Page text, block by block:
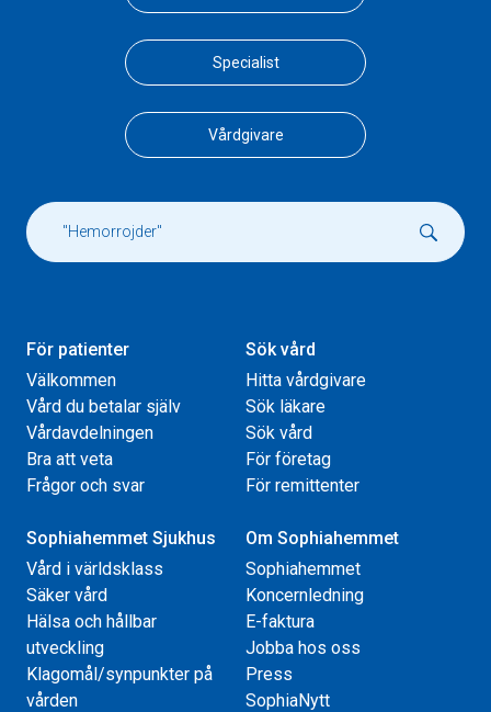
Specialist
Vårdgivare
För patienter
Välkommen
Vård du betalar själv
Vårdavdelningen
Bra att veta
Frågor och svar
Sök vård
Hitta vårdgivare
Sök läkare
Sök vård
För företag
För remittenter
Sophiahemmet Sjukhus
Vård i världsklass
Säker vård
Hälsa och hållbar
utveckling
Klagomål/synpunkter på
vården
Om Sophiahemmet
Sophiahemmet
Koncernledning
E-faktura
Jobba hos oss
Press
SophiaNytt